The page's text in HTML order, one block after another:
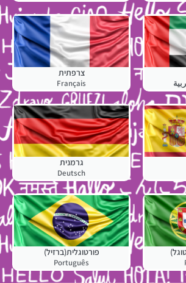
צרפתית
Français
גרמנית
Deutsch
פורטוגלית(ברזיל)
Português